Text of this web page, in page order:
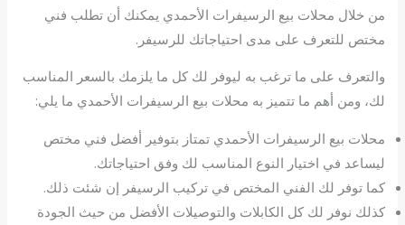
من خلال محلات بيع الرسيفرات الأحمدي يمكنك أن تطلب فني
مختص للتعرف على مدى احتياجاتك للرسيفر.
والتعرف على ما ترغب به ليوفر لك كل ما يلزمك بالسعر المناسب
لك، ومن أهم ما تتميز به محلات بيع الرسيفرات الأحمدي ما يلي:
محلات بيع الرسيفرات الأحمدي تمتاز بتوفير أفضل فني مختص
ليساعد في اختيار النوع المناسب لك وفق احتياجاتك.
كما توفر لك الفني المختص في تركيب الرسيفر إن شئت ذلك.
كذلك نوفر لك كل الكابلات والتوصيلات الأفضل من حيث الجودة